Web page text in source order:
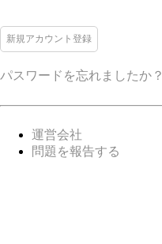
新規アカウント登録
パスワードを忘れましたか？
運営会社
問題を報告する